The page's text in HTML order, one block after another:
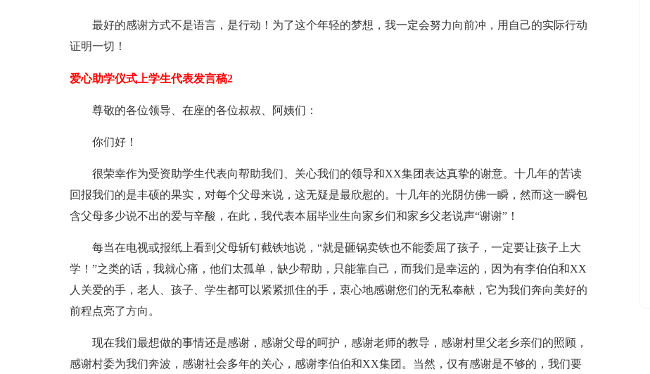
最好的感谢方式不是语言，是行动！为了这个年轻的梦想，我一定会努力向前冲，用自己的实际行动
证明一切！
爱心助学仪式上学生代表发言稿2
尊敬的各位领导、在座的各位叔叔、阿姨们：
你们好！
很荣幸作为受资助学生代表向帮助我们、关心我们的领导和XX集团表达真挚的谢意。十几年的苦读
回报我们的是丰硕的果实，对每个父母来说，这无疑是最欣慰的。十几年的光阴仿佛一瞬，然而这一瞬包
含父母多少说不出的爱与辛酸，在此，我代表本届毕业生向家乡们和家乡父老说声“谢谢”！
每当在电视或报纸上看到父母斩钉截铁地说，“就是砸锅卖铁也不能委屈了孩子，一定要让孩子上大
学！”之类的话，我就心痛，他们太孤单，缺少帮助，只能靠自己，而我们是幸运的，因为有李伯伯和XX
人关爱的手，老人、孩子、学生都可以紧紧抓住的手，衷心地感谢您们的无私奉献，它为我们奔向美好的
前程点亮了方向。
现在我们最想做的事情还是感谢，感谢父母的呵护，感谢老师的教导，感谢村里父老乡亲们的照顾，
感谢村委为我们奔波，感谢社会多年的关心，感谢李伯伯和XX集团。当然，仅有感谢是不够的，我们要